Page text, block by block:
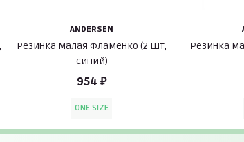
ANDERSEN
Резинка малая Фламенко (2 шт,
синий)
954 ₽
ONE SIZE
Резинка